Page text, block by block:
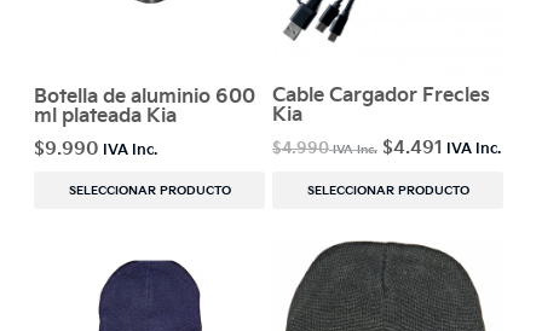
Botella de aluminio 600
ml plateada Kia
$9.990
SELECCIONAR PRODUCTO
Cable Cargador Frecles
Kia
$4.990 $4.491
SELECCIONAR PRODUCTO